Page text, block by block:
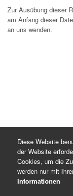
Zur Ausübung dieser
am Anfang dieser
an uns wenden.
Diese Website
der Website
Cookies, um die
werden nur mit
Informationen